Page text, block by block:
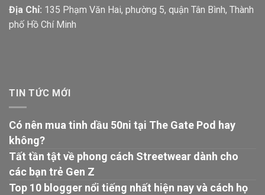
Địa Chỉ: 135 Phạm Văn Hai, phường 5, quận Tân Bình, Thành
phố Hồ Chí Minh
TIN TỨC MỚI
Có nên mua tinh dầu 50ni tại The Gate Pod hay
không?
Tất tần tật về phong cách Streetwear dành cho
các bạn trẻ Gen Z
Top 10 blogger nổi tiếng nhất hiện nay và cách họ